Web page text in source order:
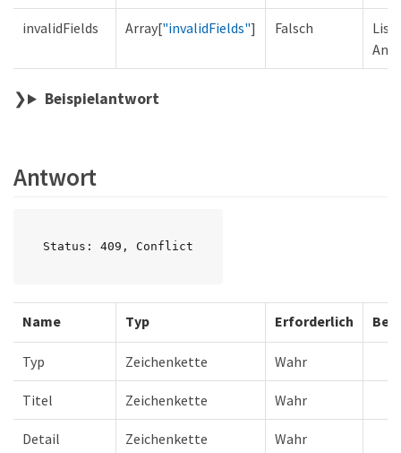
invalidFields Array["invalidFields"] Falsch
Beispielantwort
Antwort
Status: 409, Conflict
Name Typ Erforderlich
Typ Zeichenkette Wahr
Titel Zeichenkette Wahr
Detail Zeichenkette Wahr